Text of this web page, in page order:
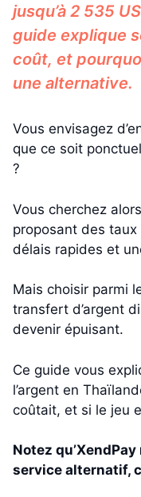
jusqu’à 2 535
guide explique
coût, et
une alternative.
Vous envisagez
que ce soit
?
Vous cherchez
proposant des
délais rapides et
Mais choisir parmi
transfert d’argent
devenir épuisant.
Ce guide vous
l’argent en
coûtait, et si le jeu
Notez
service alternatif,